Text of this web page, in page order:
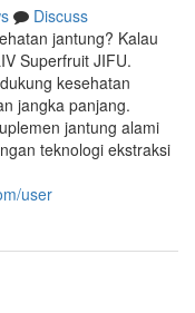
Discuss
jantung? Kalau
Superfruit JIFU.
kesehatan
jangka panjang.
jantung alami
teknologi ekstraksi
user